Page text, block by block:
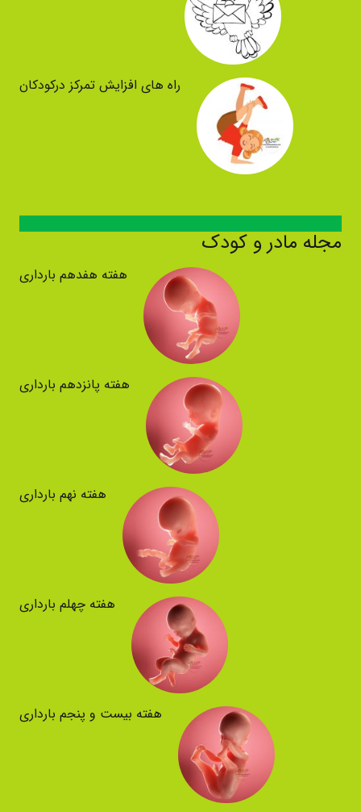
راه های افزایش تمرکز درکودکان
مجله مادر و کودک
هفته هفدهم بارداری
هفته پانزدهم بارداری
هفته نهم بارداری
هفته چهلم بارداری
هفته بیست و پنجم بارداری